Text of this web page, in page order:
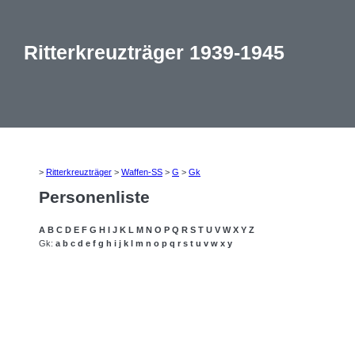
Ritterkreuzträger 1939-1945
> Ritterkreuzträger > Waffen-SS > G > Gk
Personenliste
A B C D E F G H I J K L M N O P Q R S T U V W X Y Z
Gk: a b c d e f g h i j k l m n o p q r s t u v w x y